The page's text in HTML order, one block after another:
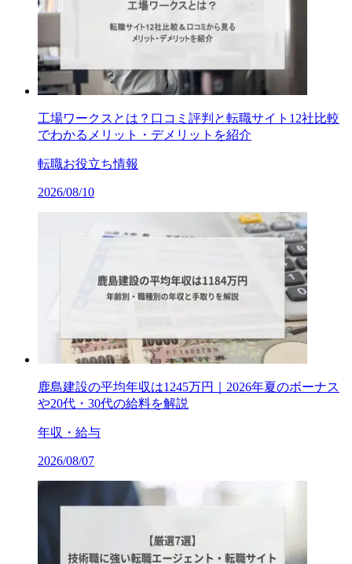
工場ワークスとは？口コミ評判と転職サイト12社比較
でわかるメリット・デメリットを紹介
転職お役立ち情報
2026/08/10
鹿島建設の平均年収は1245万円｜2026年夏のボーナス
や20代・30代の給料を解説
年収・給与
2026/08/07